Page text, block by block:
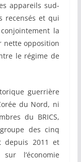
appareils sud-
recensés et qui
la
nette opposition
le régime de
guerrière
du Nord, ni
du BRICS,
des cinq
depuis 2011 et
l’économie